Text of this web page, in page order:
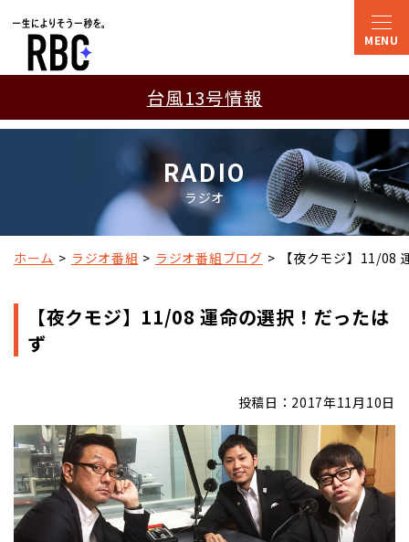
台風13号情報
RADIO
ラジオ
ホーム ラジオ番組 ラジオ番組ブログ 【夜クモジ】11/08
【夜クモジ】11/08 運命の選択！だったは
ず
投稿日：2017年11月10日